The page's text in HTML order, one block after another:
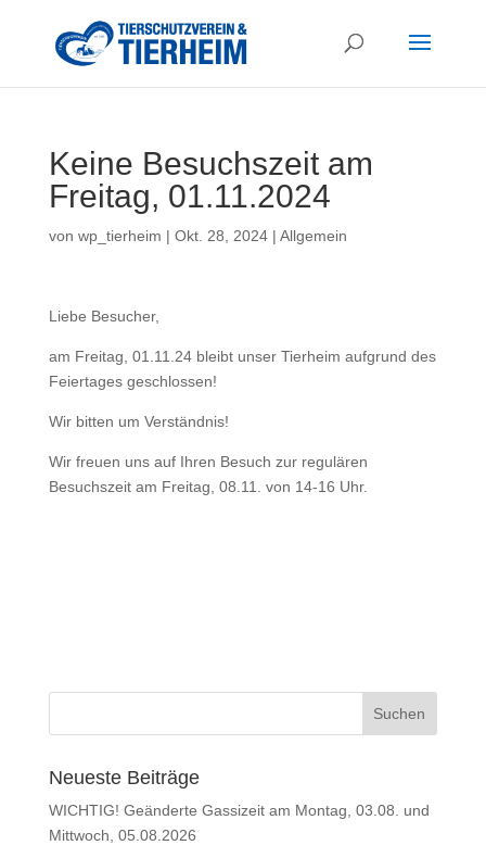
Keine Besuchszeit am
Freitag, 01.11.2024
von wp_tierheim | Okt. 28, 2024| Allgemein
Liebe Besucher,
am Freitag, 01.11.24 bleibt unser Tierheim aufgrund des
Feiertages geschlossen!
Wir bitten um Verständnis!
Wir freuen uns auf Ihren Besuch zur regulären
Besuchszeit am Freitag, 08.11. von 14-16 Uhr.
Neueste Beiträge
WICHTIG! Geänderte Gassizeit am Montag, 03.08. und
Mittwoch, 05.08.2026